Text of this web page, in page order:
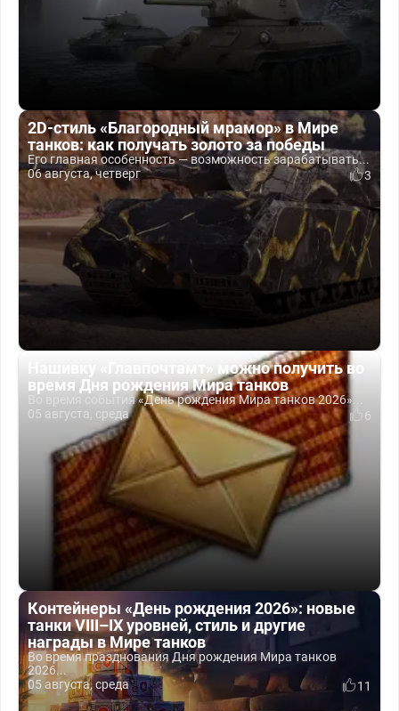
2D-стиль «Благородный мрамор» в Мире
танков: как получать золото за победы
Его главная особенность — возможность зарабатывать...
06 августа, четверг
3
Нашивку «Главпочтамт» можно получить во
время Дня рождения Мира танков
Во время события «День рождения Мира танков 2026»...
05 августа, среда
6
Контейнеры «День рождения 2026»: новые
танки VIII–IX уровней, стиль и другие
награды в Мире танков
Во время празднования Дня рождения Мира танков
2026...
05 августа, среда
11